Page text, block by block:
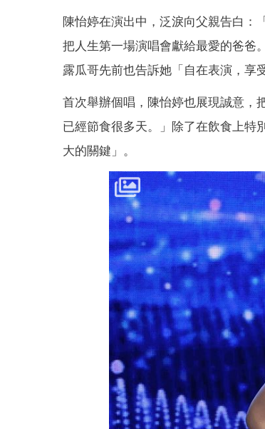
陳怡婷在演出中，泛淚向父親告白：
把人生第一場演唱會獻給最愛的爸爸
露瓜哥先前也告訴她「自在表演，享
首次舉辦個唱，陳怡婷也展現誠意，
已經節食很多天。」除了在飲食上特
大的關鍵」。